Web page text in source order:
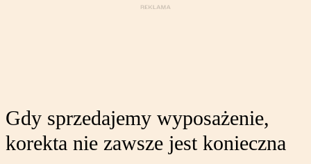
Gdy sprzedajemy wyposażenie,
korekta nie zawsze jest konieczna